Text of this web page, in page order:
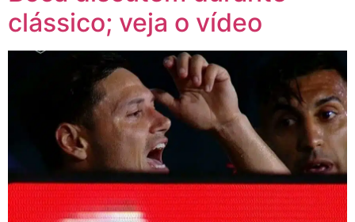
clássico; veja o vídeo